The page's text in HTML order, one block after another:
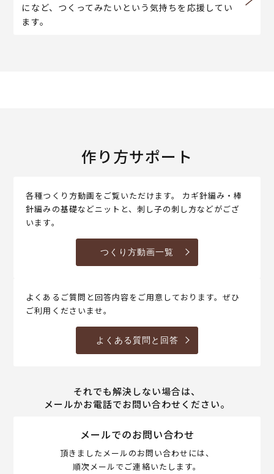
になど、つくってみたいという気持ちを応援してい
ます。
作り方サポート
各種つくり方動画をご覧いただけます。 カギ針編み・棒
針編みの基礎などニットと、刺し子の刺し方などがござ
います。
つくり方動画一覧
よくあるご質問と回答内容をご用意しております。ぜひ
ご利用くださいませ。
よくある質問と回答
それでも解決しない場合は、
メールかお電話でお問い合わせください。
メールでのお問い合わせ
頂きましたメールのお問い合わせには、
順次メールでご連絡いたします。